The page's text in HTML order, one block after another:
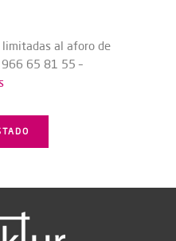
al aforo de
65 81 55 –